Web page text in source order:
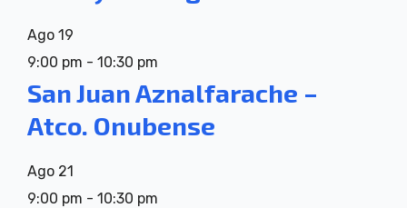
Ago 19
9:00 pm - 10:30 pm
San Juan Aznalfarache –
Atco. Onubense
Ago 21
9:00 pm - 10:30 pm